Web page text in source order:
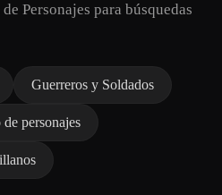
Personajes para búsquedas
Guerreros y Soldados
personajes